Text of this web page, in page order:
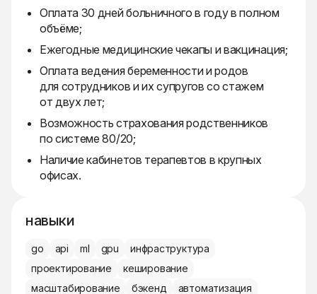
Оплата 30 дней больничного в году в полном
объёме;
Ежегодные медицинские чекапы и вакцинация;
Оплата ведения беременности и родов
для сотрудников и их супругов со стажем
от двух лет;
Возможность страхования родственников
по системе 80/20;
Наличие кабинетов терапевтов в крупных
офисах.
навыки
go api ml gpu
инфраструктура
проектирование
кеширование
масштабирование
бэкенд автоматизация